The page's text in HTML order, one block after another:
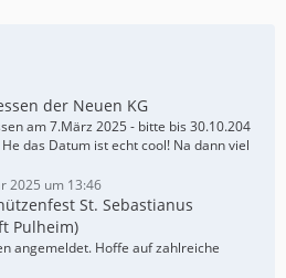
der Neuen KG
am 7.März 2025 - bitte bis 30.10.204
das Datum ist echt cool! Na dann viel
2025 um 13:46
St. Sebastianus
Pulheim)
angemeldet. Hoffe auf zahlreiche